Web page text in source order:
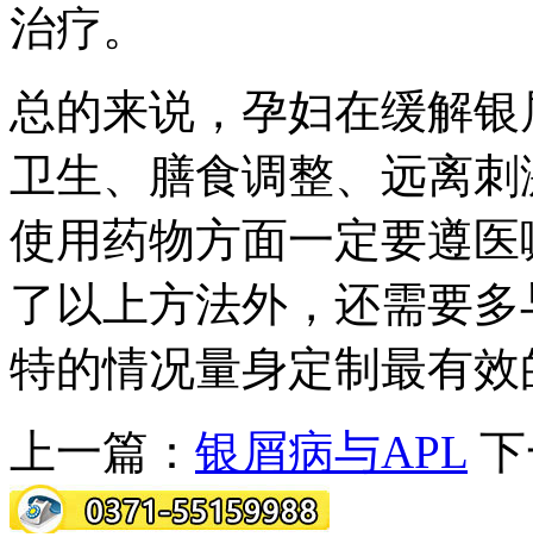
治疗。
总的来说，孕妇在缓解
卫生、膳食调整、远离
使用药物方面一定要遵
了以上方法外，还需要
特的情况量身定制最有
上一篇： 银屑病与APL